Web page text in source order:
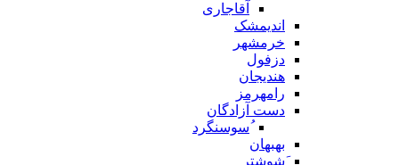
آقاجاری
اندیمشک
خرمشهر
دزفول
هندیجان
رامهرمز
دست آزادگان
ُسوسنگرد
بهبهان
َشوشتر